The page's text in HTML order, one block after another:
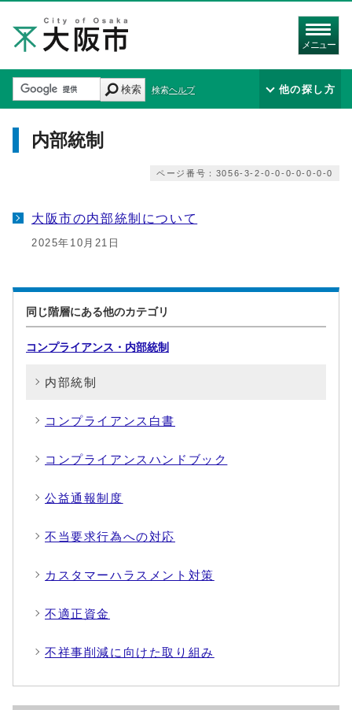
メニュー
検索 検索ヘルプ 他の探し方
内部統制
ページ番号：3056-3-2-0-0-0-0-0-0-0
大阪市の内部統制について
2025年10月21日
同じ階層にある他のカテゴリ
コンプライアンス・内部統制
内部統制
コンプライアンス白書
コンプライアンスハンドブック
公益通報制度
不当要求行為への対応
カスタマーハラスメント対策
不適正資金
不祥事削減に向けた取り組み